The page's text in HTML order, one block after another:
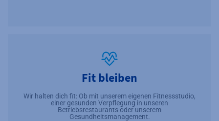
Fit bleiben
Wir halten dich fit: Ob mit unserem eigenen Fitnessstudio,
einer gesunden Verpflegung in unseren
Betriebsrestaurants oder unserem
Gesundheitsmanagement.